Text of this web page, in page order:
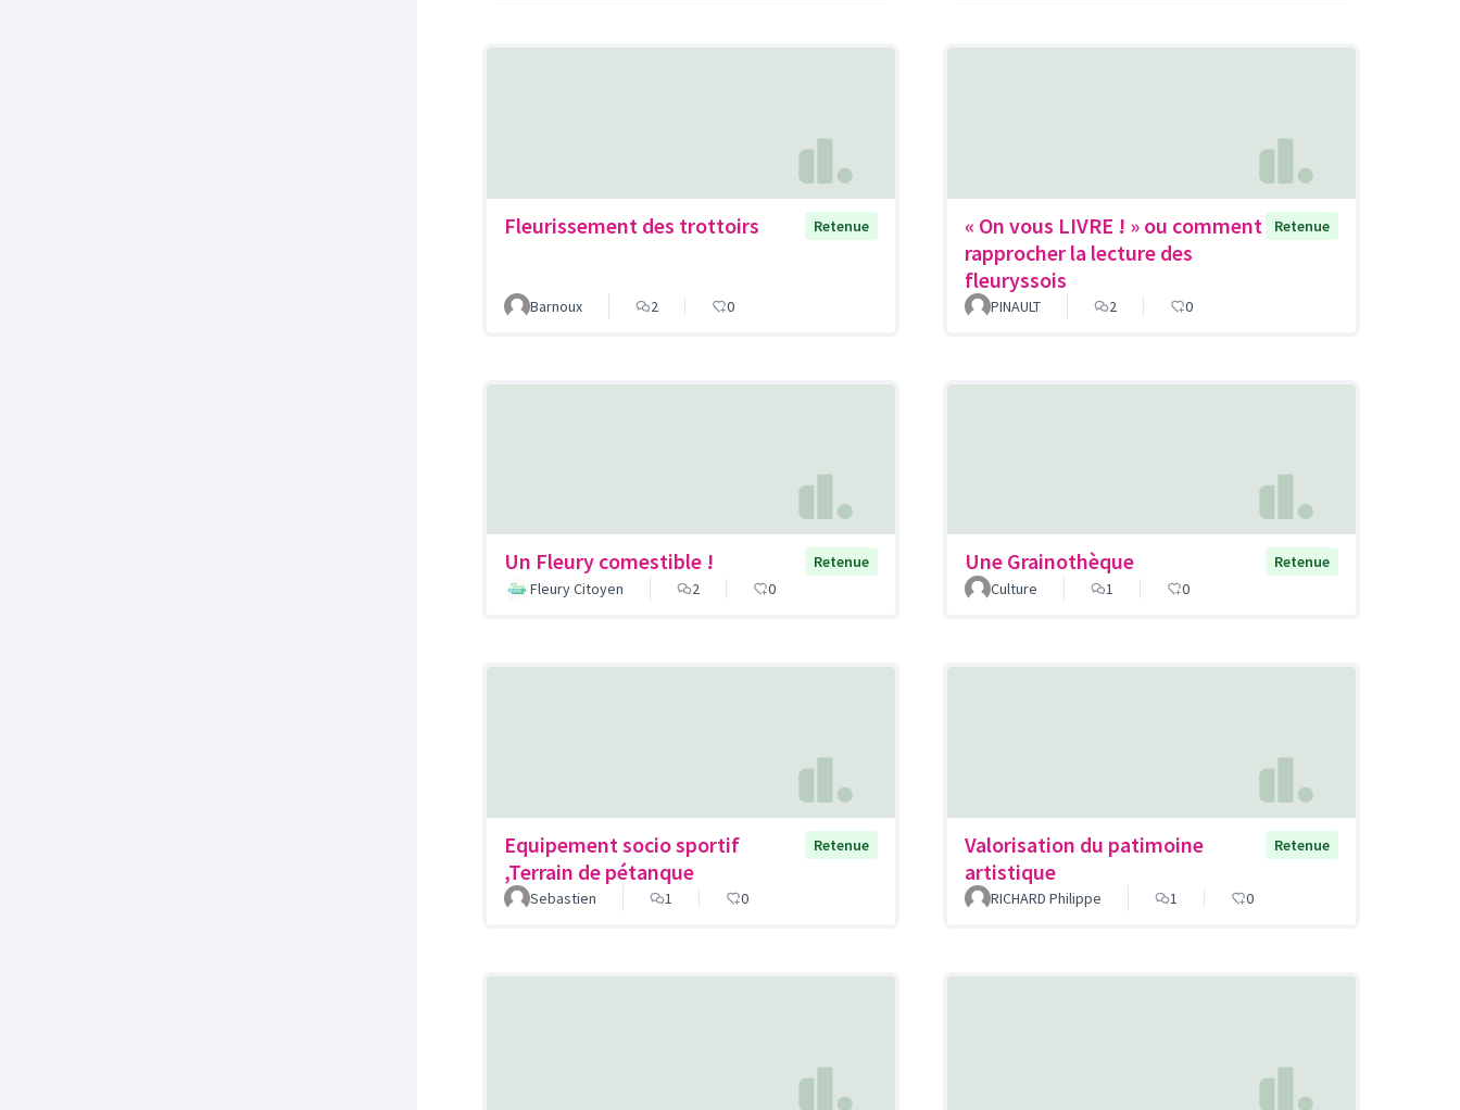
Fleurissement des trottoirs Retenue
Barnoux 2 0
« On vous LIVRE ! » ou comment
rapprocher la lecture des
fleuryssois
Retenue
PINAULT 2 0
Un Fleury comestible !
Retenue
Fleury Citoyen
2 0
Une Grainothèque
Retenue
Culture
1 0
Equipement socio sportif
,Terrain de pétanque
Retenue
Sebastien 1 0
Valorisation du patimoine
artistique
Retenue
RICHARD Philippe 1 0